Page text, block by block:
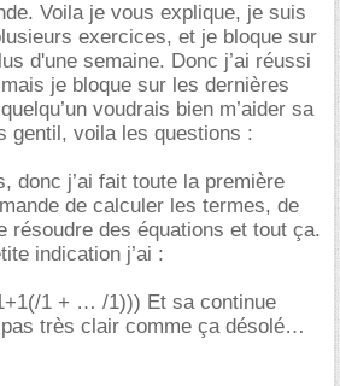
Voila je vous explique, je suis
exercices, et je bloque sur
d'une semaine. Donc j’ai réussi
je bloque sur les dernières
voudrais bien m’aider sa
gentil, voila les questions :
donc j’ai fait toute la première
de calculer les termes, de
résoudre des équations et tout ça.
indication j’ai :
1 + … /1))) Et sa continue
très clair comme ça désolé